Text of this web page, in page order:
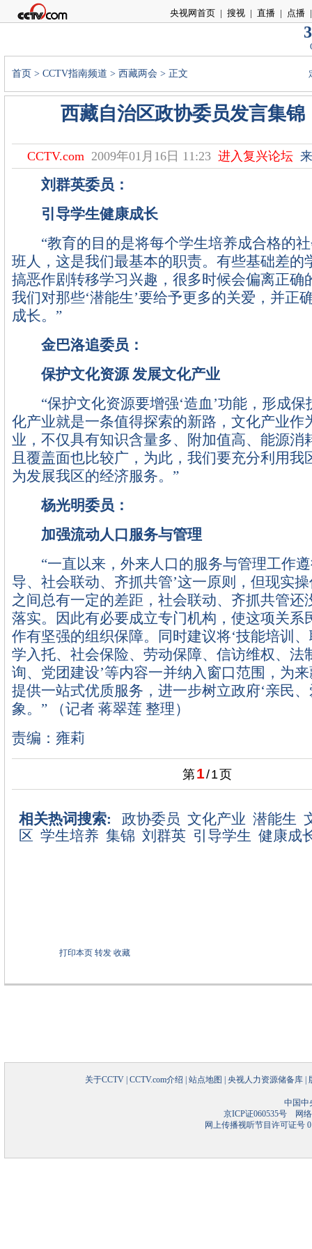
央视网首页 | 搜视 | 直播 | 点播 |
首页 > CCTV指南频道 > 西藏两会 > 正文
西藏自治区政协委员发言集锦
CCTV.com 2009年01月16日 11:23 进入复兴论坛来
刘群英委员：
引导学生健康成长
“教育的目的是将每个学生培养成合格的社
班人，这是我们最基本的职责。有些基础差的
搞恶作剧转移学习兴趣，很多时候会偏离正确
我们对那些‘潜能生’要给予更多的关爱，并正
成长。”
金巴洛追委员：
保护文化资源 发展文化产业
“保护文化资源要增强‘造血’功能，形成保
化产业就是一条值得探索的新路，文化产业作
业，不仅具有知识含量多、附加值高、能源消
且覆盖面也比较广，为此，我们要充分利用我
为发展我区的经济服务。”
杨光明委员：
加强流动人口服务与管理
“一直以来，外来人口的服务与管理工作遵
导、社会联动、齐抓共管’这一原则，但现实
之间总有一定的差距，社会联动、齐抓共管还
落实。因此有必要成立专门机构，使这项关系
作有坚强的组织保障。同时建议将‘技能培训
学入托、社会保险、劳动保障、信访维权、法
询、党团建设’等内容一并纳入窗口范围，为
提供一站式优质服务，进一步树立政府‘亲民
象。” （记者 蒋翠莲 整理）
责编：雍莉
第1/1页
相关热词搜索: 政协委员 文化产业 潜能生
区 学生培养 集锦 刘群英 引导学生 健康成
打印本页 转发 收藏
关于CCTV CCTV.com介绍 站点地图 央视人力资源储备库
中国中
京ICP证060535号网络
网上传播视听节目许可证号